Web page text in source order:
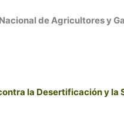
de Agricultores y
la Desertificación y la